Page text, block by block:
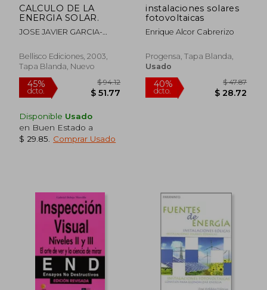
45%
dcto.
45%
dcto.
CALCULO DE LA
ENERGIA SOLAR.
JOSE JAVIER GARCIA-
Bellisco Ediciones, 2003,
Tapa Blanda, Nuevo
Disponible Usado
en Buen Estado a
$ 29.85
Comprar Usado
instalaciones solares
fotovoltaicas
Enrique Alcor Cabrerizo
Progensa, Tapa Blanda,
Usado